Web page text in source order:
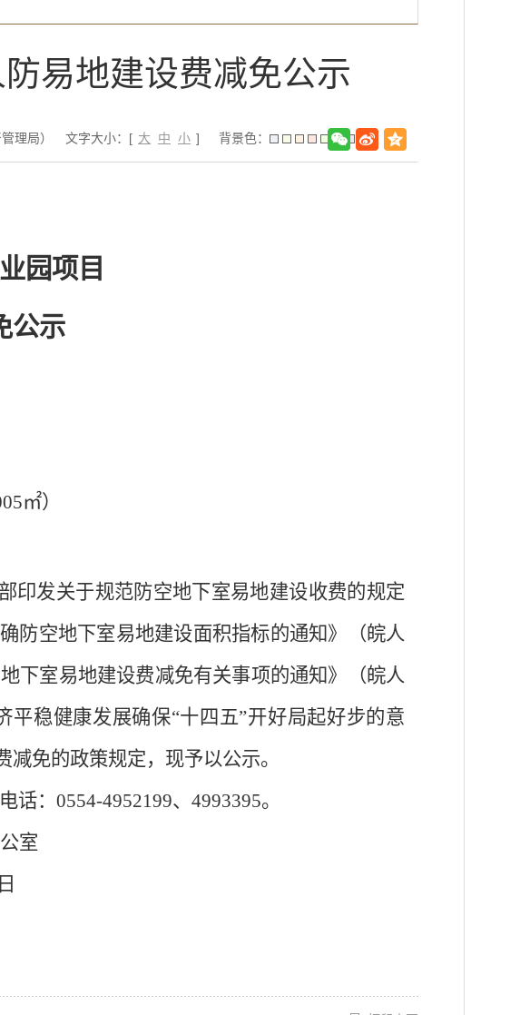
易地建设费减免公示
理局） 文字大小：[ 大 中 小 ] 背景色：
园项目
公示
㎡）
印发关于规范防空地下室易地建设收费的规定
防空地下室易地建设面积指标的通知》（皖人
下室易地建设费减免有关事项的通知》（皖人
稳健康发展确保“十四五”开好局起好步的意
免的政策规定，现予以公示。
话： 0554-4952199、4993395。
室